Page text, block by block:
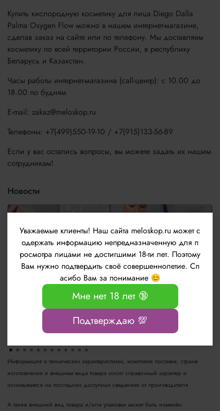
Купить кислородную косметику для лица Diego Dalla
Palma Oxygen Flow можно в нашем интернет-магазине,
сделав заказ на сайте или по телефону. Мы доставляем
косметику по всей территории России, в республику
Беларусь и Казахстан.
Часы работы интернет-магазина (call-центр): с 10.00 до
18.00 по будням
E-mail: zakaz@meloskop.ru
Телефоны: +7(499)550-19-10 / +7(915)133-56-89
Если у вас остались вопросы, вы можете задать их нашим
сотрудникам!
Новости
Новые ампульные препараты be.Booster от
бренда LeviSsime
Информация о технических характеристиках, комплекте поставки, стране
изготовления и внешнем виде товара носит справочный характер и
основывается на последних доступных сведениях от производителя
А также внешний вид товара и/или упаковки может быть изменён
Уважаемые клиенты! Наш сайта meloskop.ru может с
одержать информацию непредназначенную для п
росмотра лицами не достигшими 18-ти лет. Поэтому
Вам нужно подтвердить своё совершеннолетие. Сп
асибо Вам за понимание 😊
Мне нет 18 лет 🔞
Подтверждаю 💯